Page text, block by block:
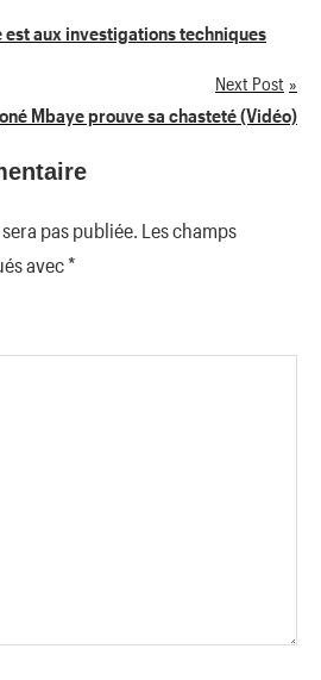
est aux investigations techniques
Next Post
Mbaye prouve sa chasteté (Vidéo)
pas publiée. Les champs
avec*